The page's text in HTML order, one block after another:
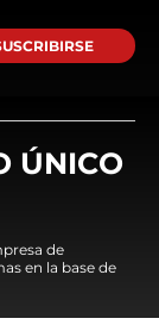
ÚNICO
de
en la base de